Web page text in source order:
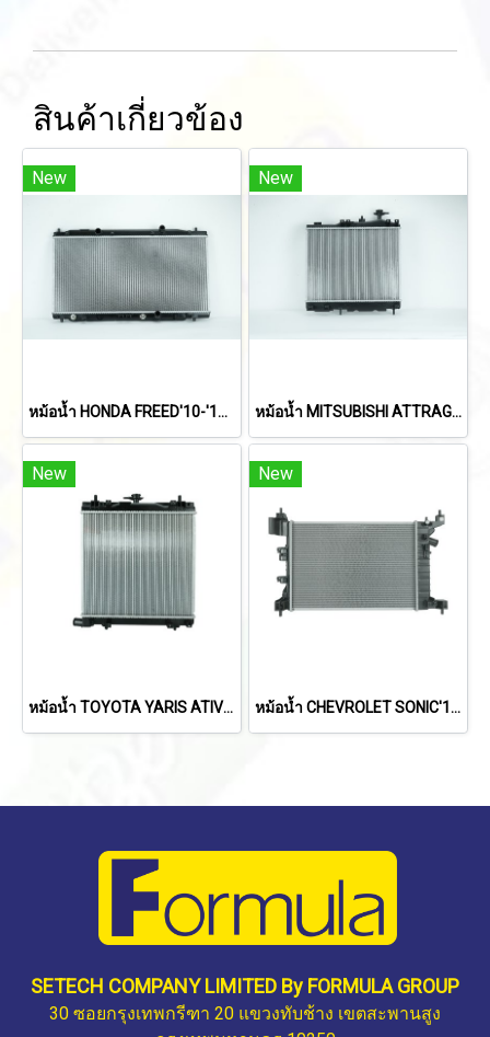
สินค้าเกี่ยวข้อง
New
หม้อน้ำ HONDA FREED'10-'16 (A/T)
New
หม้อน้ำ MITSUBISHI ATTRAGE/MIRAGE'19-ON (A/T,M/T)
New
หม้อน้ำ TOYOTA YARIS ATIV'22
New
หม้อน้ำ CHEVROLET SONIC'13-'14 (1.4L) (M/T)
SETECH COMPANY LIMITED By FORMULA GROUP
30 ซอยกรุงเทพกรีฑา 20 แขวงทับช้าง เขตสะพานสูง